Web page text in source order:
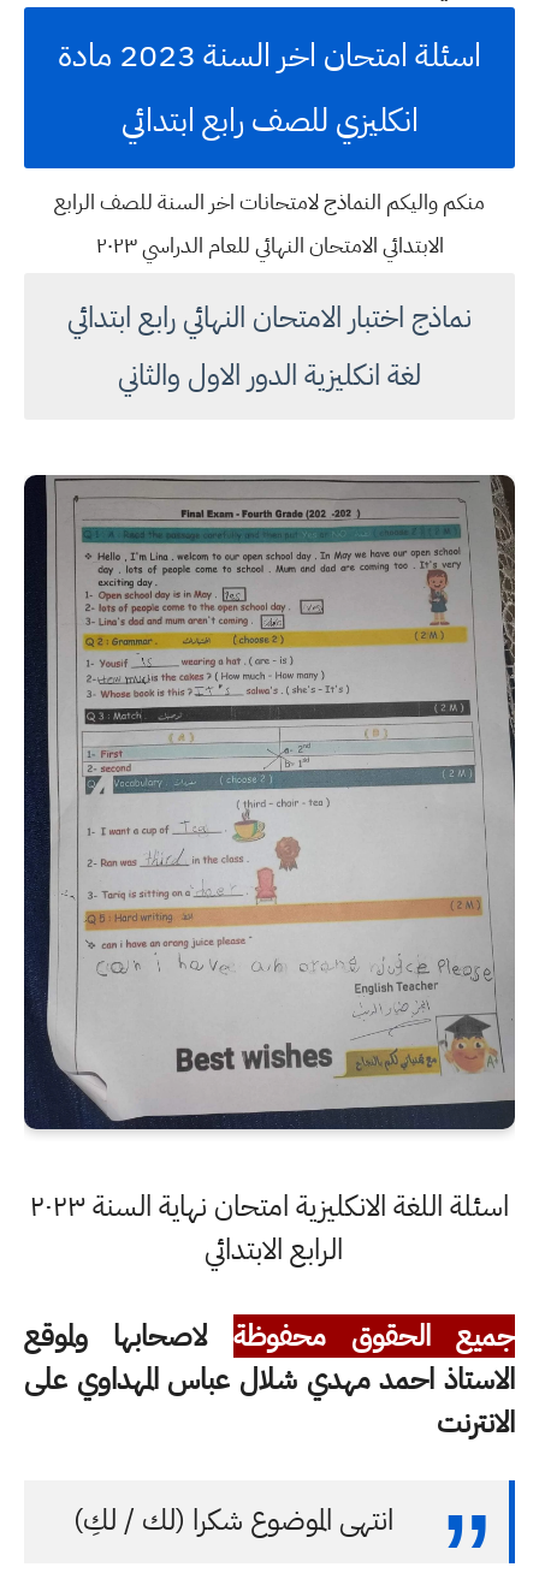
اسئلة امتحان اخر السنة 2023 مادة
انكليزي للصف رابع ابتدائي
منكم واليكم النماذج لامتحانات اخر السنة للصف الرابع
الابتدائي الامتحان النهائي للعام الدراسي ٢٠٢٣
نماذج اختبار الامتحان النهائي رابع ابتدائي
لغة انكليزية الدور الاول والثاني
اسئلة اللغة الانكليزية امتحان نهاية السنة ٢٠٢٣
الرابع الابتدائي
جميع الحقوق محفوظة لاصحابها ولموقع
الاستاذ احمد مهدي شلال عباس المهداوي على
الانترنت
انتهى الموضوع شكرا (لك / لكِ)